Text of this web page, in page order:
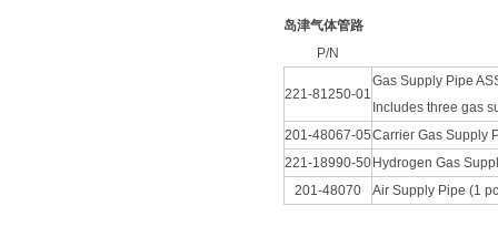
岛津气体管路
P/N
221-81250-01
Gas Supply Pipe
Includes three gas
201-48067-05Carrier Gas Supply
221-18990-50 Hydrogen Gas
201-48070
Air Supply Pipe (1